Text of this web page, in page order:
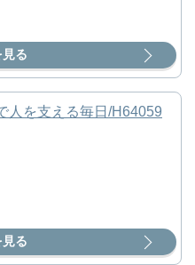
る
を支える毎日/H64059
る